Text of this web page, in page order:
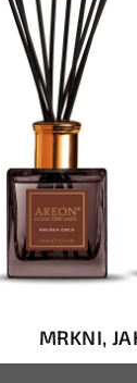
MRKNI,